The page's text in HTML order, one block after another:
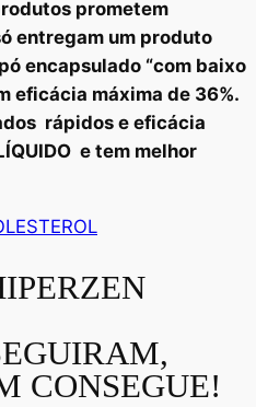
prometem
entregam um produto
encapsulado “com baixo
eficácia máxima de 36%.
rápidos e eficácia
e tem melhor
CONSEGUE!